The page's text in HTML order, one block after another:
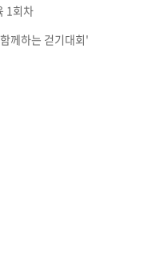
1회차
께하는 걷기대회'